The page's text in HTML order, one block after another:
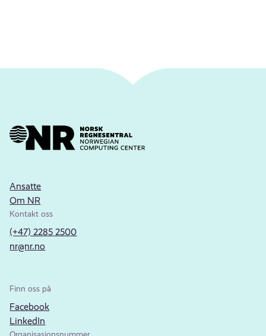
Ansatte
Om NR
Kontakt oss
(+47) 2285 2500
nr@nr.no
Finn oss på
Facebook
LinkedIn
Organisasjonsnummer